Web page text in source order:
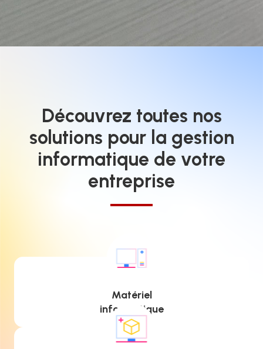
Découvrez toutes nos
solutions pour la gestion
informatique de votre
entreprise
Matériel
informatique